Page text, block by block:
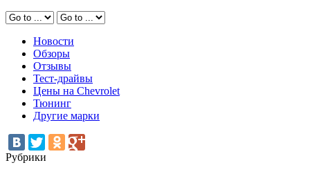
Новости
Обзоры
Отзывы
Тест-драйвы
Цены на Chevrolet
Тюнинг
Другие марки
Рубрики